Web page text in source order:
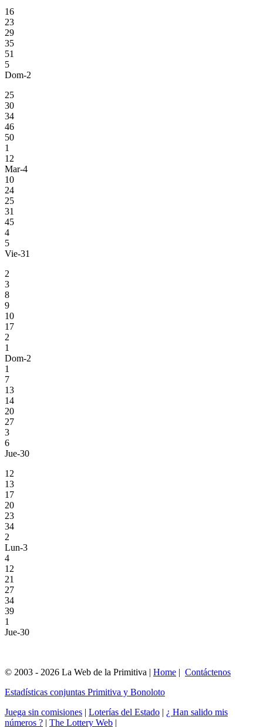
16
23
29
35
51
5
Dom-2
25
30
34
46
50
1
12
Mar-4
10
24
25
31
45
4
5
Vie-31
2
3
8
9
10
17
2
1
Dom-2
1
7
13
14
20
27
3
6
Jue-30
12
13
17
20
23
34
2
Lun-3
4
12
21
27
34
39
1
Jue-30
© 2003 - 2026 La Web de la Primitiva | Home | Contáctenos
Estadísticas conjuntas Primitiva y Bonoloto
Juega sin comisiones | Loterías del Estado | ¿ Han salido mis
números ? | The Lottery Web |